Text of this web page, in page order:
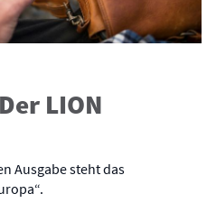
LION
Ausgabe steht das